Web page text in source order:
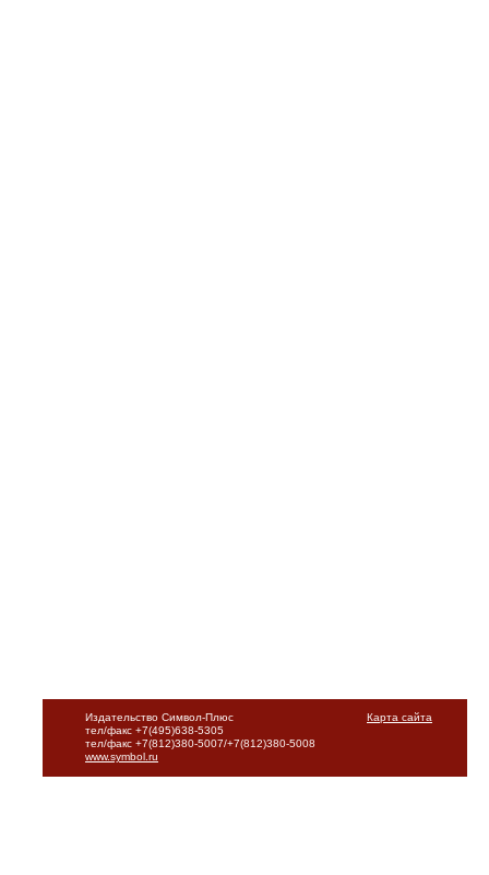
Карта сайта
Издательство Символ-Плюс
тел/факс +7(495)638-5305
тел/факс +7(812)380-5007/+7(812)380-5008
www.symbol.ru